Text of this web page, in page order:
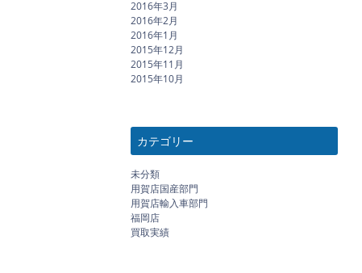
2016年3月
2016年2月
2016年1月
2015年12月
2015年11月
2015年10月
カテゴリー
未分類
用賀店国産部門
用賀店輸入車部門
福岡店
買取実績